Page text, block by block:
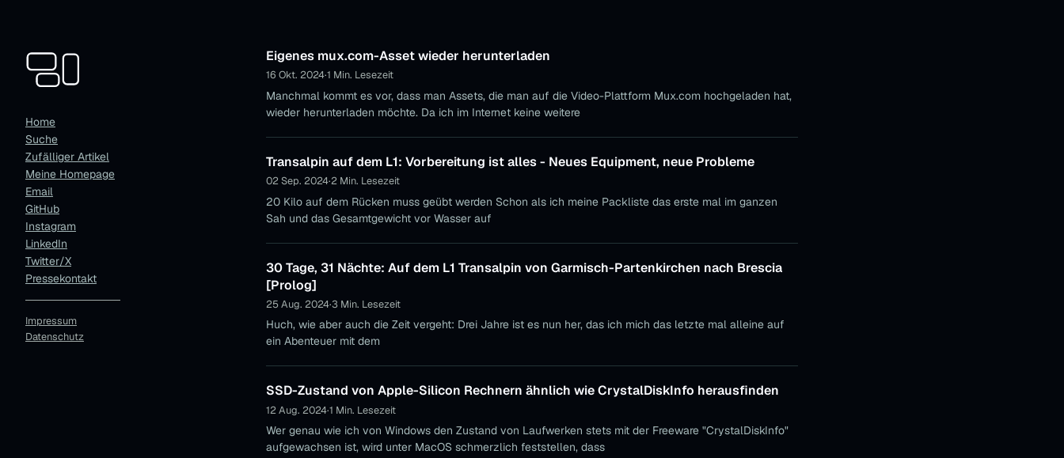
Home
Suche
Zufälliger Artikel
Meine Homepage
Email
GitHub
Instagram
LinkedIn
Twitter/X
Pressekontakt
Impressum
Datenschutz
Eigenes mux.com-Asset wieder herunterladen
16 Okt. 2024·1 Min. Lesezeit
Manchmal kommt es vor, dass man Assets, die man auf die Video-Plattform Mux.com hochgeladen hat,
wieder herunterladen möchte. Da ich im Internet keine weitere
Transalpin auf dem L1: Vorbereitung ist alles - Neues Equipment, neue Probleme
02 Sep. 2024·2 Min. Lesezeit
20 Kilo auf dem Rücken muss geübt werden Schon als ich meine Packliste das erste mal im ganzen
Sah und das Gesamtgewicht vor Wasser auf
30 Tage, 31 Nächte: Auf dem L1 Transalpin von Garmisch-Partenkirchen nach Brescia
[Prolog]
25 Aug. 2024·3 Min. Lesezeit
Huch, wie aber auch die Zeit vergeht: Drei Jahre ist es nun her, das ich mich das letzte mal alleine auf
ein Abenteuer mit dem
SSD-Zustand von Apple-Silicon Rechnern ähnlich wie CrystalDiskInfo herausfinden
12 Aug. 2024·1 Min. Lesezeit
Wer genau wie ich von Windows den Zustand von Laufwerken stets mit der Freeware "CrystalDiskInfo"
aufgewachsen ist, wird unter MacOS schmerzlich feststellen, dass